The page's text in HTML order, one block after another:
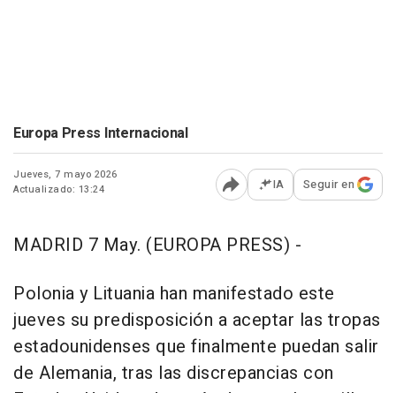
Europa Press Internacional
Jueves, 7 mayo 2026
Actualizado: 13:24
Abrir opciones para
IA Seguir en
MADRID 7 May. (EUROPA PRESS) -
Polonia y Lituania han manifestado este
jueves su predisposición a aceptar las tropas
estadounidenses que finalmente puedan salir
de Alemania, tras las discrepancias con